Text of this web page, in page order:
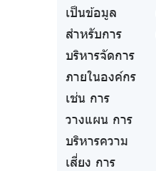
เป็นข้อมูล
สำหรับการ
บริหารจัดการ
ภายในองค์กร
เช่น การ
วางแผน การ
บริหารความ
เสี่ยง การ